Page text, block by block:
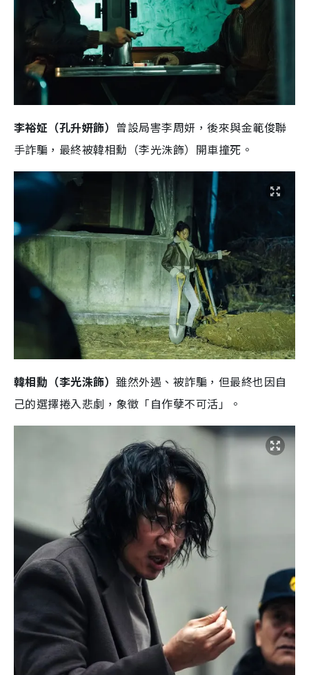
李裕姃（孔升妍飾） 曾設局害李周妍，後來與金範俊聯
手詐騙，最終被韓相勳（李光洙飾）開車撞死。
韓相勳（李光洙飾）雖然外遇、被詐騙，但最終也因自
己的選擇捲入悲劇，象徵「自作孽不可活」。